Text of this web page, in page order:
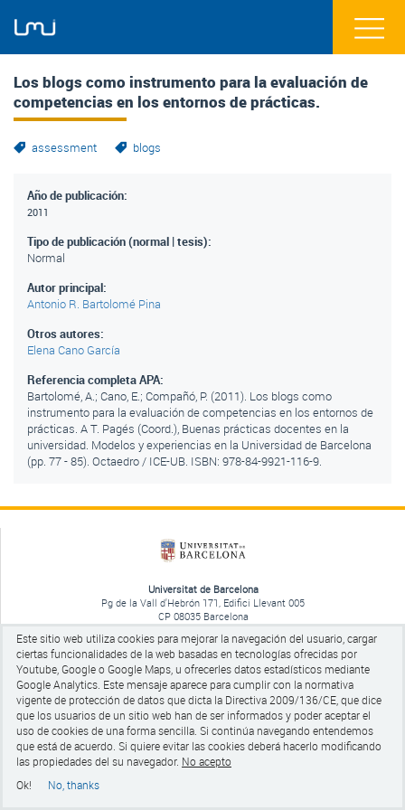
Los blogs como instrumento para la evaluación de
competencias en los entornos de prácticas.
assessment blogs
Año de publicación:
2011
Tipo de publicación (normal | tesis):
Normal
Autor principal:
Antonio R. Bartolomé Pina
Otros autores:
Elena Cano García
Referencia completa APA:
Bartolomé, A.; Cano, E.; Compañó, P. (2011). Los blogs como
instrumento para la evaluación de competencias en los entornos de
prácticas. A T. Pagés (Coord.), Buenas prácticas docentes en la
universidad. Modelos y experiencias en la Universidad de Barcelona
(pp. 77 - 85). Octaedro / ICE-UB. ISBN: 978-84-9921-116-9.
Universitat de Barcelona
Pg de la Vall d'Hebrón 171, Edifici Llevant 005
CP 08035 Barcelona
Aviso legal
Este sitio web utiliza cookies para mejorar la navegación del usuario, cargar
ciertas funcionalidades de la web basadas en tecnologías ofrecidas por
Youtube, Google o Google Maps, u ofrecerles datos estadísticos mediante
Google Analytics. Este mensaje aparece para cumplir con la normativa
vigente de protección de datos que dicta la Directiva 2009/136/CE, que dice
que los usuarios de un sitio web han de ser informados y poder aceptar el
uso de cookies de una forma sencilla. Si continúa navegando entendemos
que está de acuerdo. Si quiere evitar las cookiesdeberá hacerlo modificando
las propiedades del su navegador. No acepto
Ok!
No, thanks